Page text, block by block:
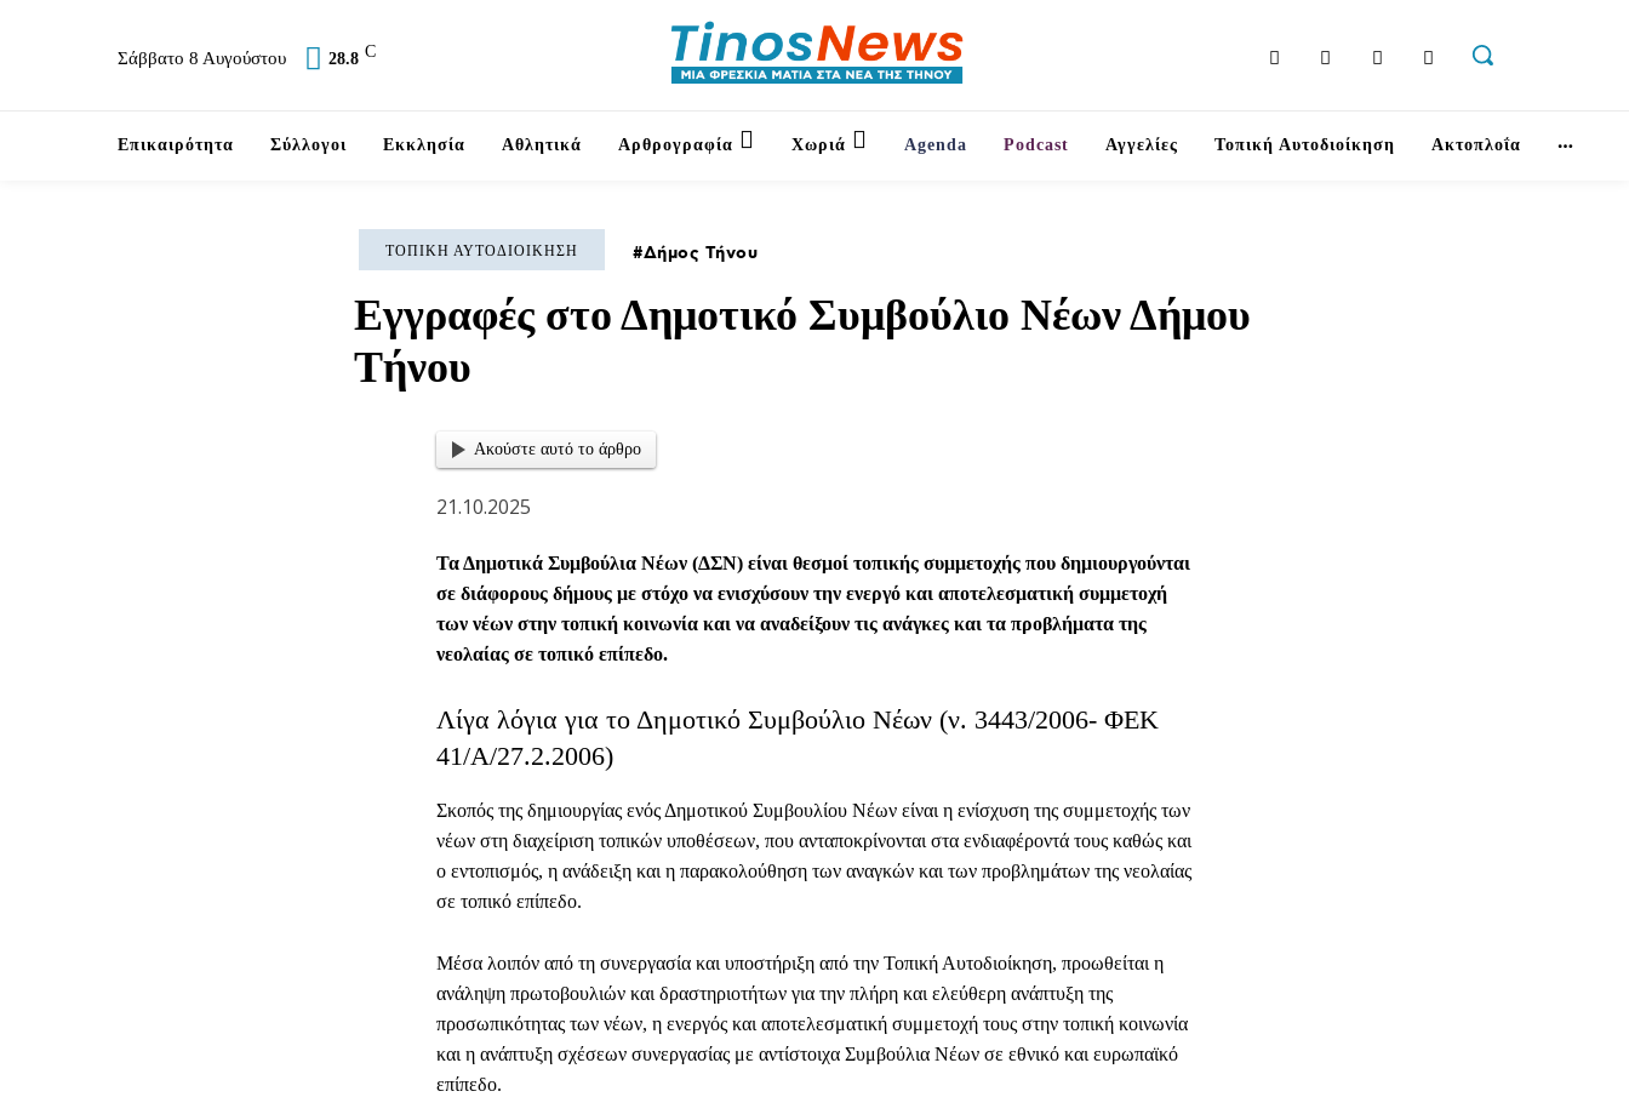
Σάββατο 8 Αυγούστου 28.8 C
Επικαιρότητα Σύλλογοι Εκκλησία Αθλητικά Αρθρογραφία Χωριά Agenda Podcast Αγγελίες Τοπική Αυτοδιοίκηση Ακτοπλοΐα
ΤΟΠΙΚΉ ΑΥΤΟΔΙΟΊΚΗΣΗ Δήμος Τήνου
Εγγραφές στο Δημοτικό Συμβούλιο Νέων Δήμου
Τήνου
Ακούστε αυτό το άρθρο
21.10.2025
Τα Δημοτικά Συμβούλια Νέων (ΔΣΝ) είναι θεσμοί τοπικής συμμετοχής που δημιουργούνται
σε διάφορους δήμους με στόχο να ενισχύσουν την ενεργό και αποτελεσματική συμμετοχή
των νέων στην τοπική κοινωνία και να αναδείξουν τις ανάγκες και τα προβλήματα της
νεολαίας σε τοπικό επίπεδο.
Λίγα λόγια για το Δημοτικό Συμβούλιο Νέων (ν. 3443/2006- ΦΕΚ
41/Α/27.2.2006)
Σκοπός της δημιουργίας ενός Δημοτικού Συμβουλίου Νέων είναι η ενίσχυση της συμμετοχής των
νέων στη διαχείριση τοπικών υποθέσεων, που ανταποκρίνονται στα ενδιαφέροντά τους καθώς και
ο εντοπισμός, η ανάδειξη και η παρακολούθηση των αναγκών και των προβλημάτων της νεολαίας
σε τοπικό επίπεδο.
Μέσα λοιπόν από τη συνεργασία και υποστήριξη από την Τοπική Αυτοδιοίκηση, προωθείται η
ανάληψη πρωτοβουλιών και δραστηριοτήτων για την πλήρη και ελεύθερη ανάπτυξη της
προσωπικότητας των νέων, η ενεργός και αποτελεσματική συμμετοχή τους στην τοπική κοινωνία
και η ανάπτυξη σχέσεων συνεργασίας με αντίστοιχα Συμβούλια Νέων σε εθνικό και ευρωπαϊκό
επίπεδο.